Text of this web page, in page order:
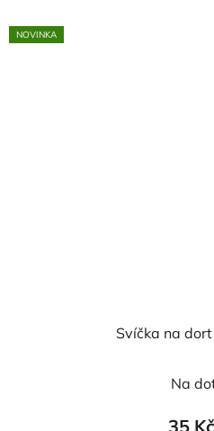
NOVINKA
Svíčka na
Na
35 Kč